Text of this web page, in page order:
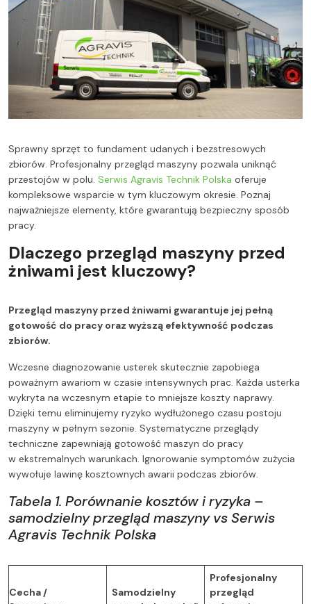
Sprawny sprzęt to fundament udanych i bezstresowych
zbiorów. Profesjonalny przegląd maszyny pozwala uniknąć
przestojów w polu. Serwis Agravis Technik Polska oferuje
kompleksowe wsparcie w tym kluczowym okresie. Poznaj
najważniejsze elementy, które gwarantują bezpieczny sposób
pracy.
Dlaczego przegląd maszyny przed
żniwami jest kluczowy?
Przegląd maszyny przed żniwami gwarantuje jej pełną
gotowość do pracy oraz wyższą efektywność podczas
zbiorów.
Wczesne diagnozowanie usterek skutecznie zapobiega
poważnym awariom w czasie intensywnych prac. Każda usterka
wykryta na wczesnym etapie to mniejsze koszty naprawy.
Dzięki temu eliminujemy ryzyko wydłużonego czasu postoju
maszyny w pełnym sezonie. Systematyczne przeglądy
techniczne zapewniają gotowość maszyn do pracy
w ekstremalnych warunkach. Ignorowanie symptomów zużycia
wywołuje lawinę kosztownych awarii podczas zbiorów.
Tabela 1. Porównanie kosztów i ryzyka –
samodzielny przegląd maszyny vs Serwis
Agravis Technik Polska
Cecha /
Samodzielny
Profesjonalny
przegląd